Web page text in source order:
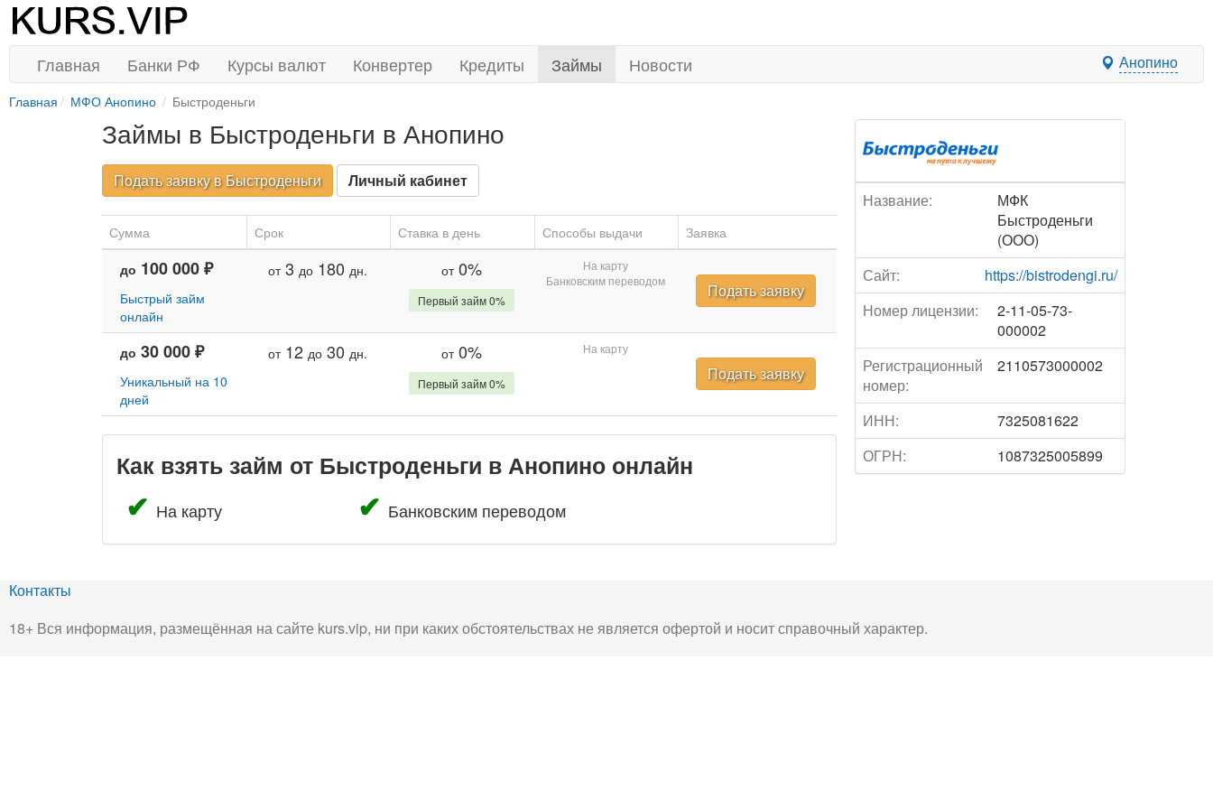
Главная Банки РФ Курсы валют Конвертер Кредиты Займы Новости Анопино
Главная МФО Анопино Быстроденьги
Займы в Быстроденьги в Анопино
Подать заявку в Быстроденьги Личный кабинет
Сумма Срок Ставка в день Способы выдачи Заявка
до 100 000 ₽
Быстрый займ
онлайн
от 3 до 180 дн. от0%
Первый займ 0%
На карту
Банковским переводом
Подать заявку
до 30 000 ₽
Уникальный на 10
дней
от 12 до 30 дн. от0%
Первый займ 0%
На карту
Подать заявку
Как взять займ от Быстроденьги в Анопино онлайн
На карту Банковским переводом
Название:
МФК
Быстроденьги
(ООО)
Сайт:
https://bistrodengi.ru/
Номер лицензии:
2-11-05-73-
000002
Регистрационный
номер:
2110573000002
ИНН:
7325081622
ОГРН:
1087325005899
Контакты
18+ Вся информация, размещённая на сайте kurs.vip, ни при каких обстоятельствах не является офертой и носит справочный характер.